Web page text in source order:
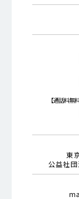
【通話料
東
公益社